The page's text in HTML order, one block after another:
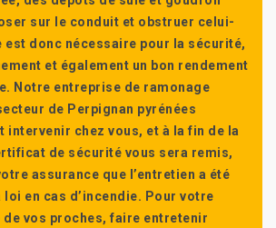
sur le conduit et obstruer celui-
est donc nécessaire pour la sécurité,
et également un bon rendement
Notre entreprise de ramonage
de Perpignan pyrénées
intervenir chez vous, et à la fin de la
de sécurité vous sera remis,
assurance que l’entretien a été
en cas d’incendie. Pour votre
vos proches, faire entretenir